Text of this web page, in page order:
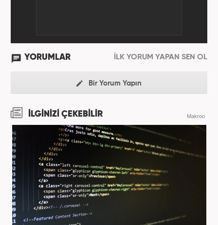
YORUMLAR İLK YORUM YAPAN SEN OL
Bir Yorum Yapın
İLGİNİZİ ÇEKEBİLİR Makroo